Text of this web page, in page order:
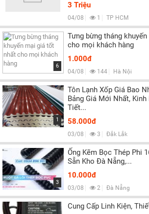
3 Triệu
04/08 1 TP HCM
6
Tưng bừng tháng
cho mọi khách hàng
1.000đ
04/08 144 Hà Nội
1
Tôn Lạnh Xốp Giá Bao
Bảng Giá Mới Nhất,
Tiết...
58.000đ
03/08 3 Đắk Lắk
3
Ống Kẽm Bọc Thép Phi
Sẵn Kho Đà Nẵng,...
10.000đ
03/08 2 Đà Nẵng
Cung Cấp Linh Kiện,